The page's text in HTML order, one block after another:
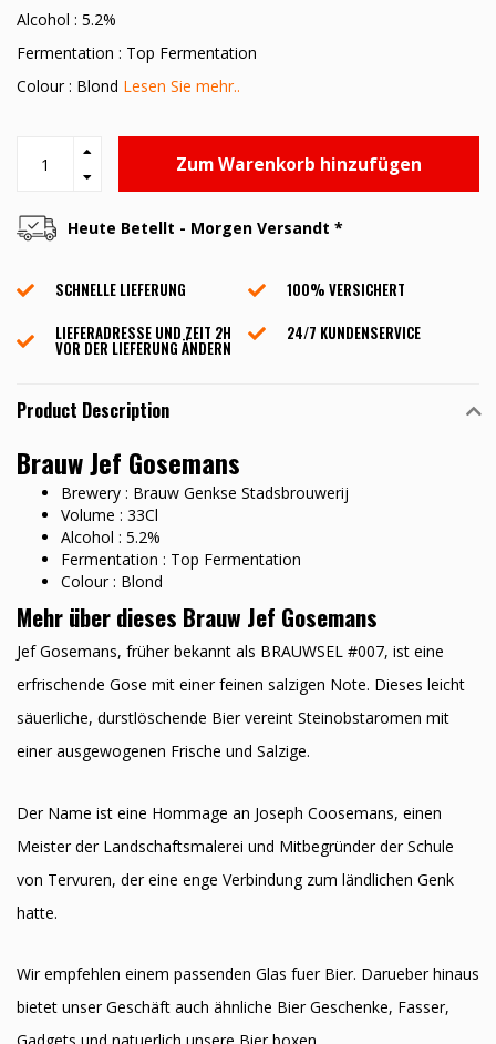
Alcohol : 5.2%
Fermentation : Top Fermentation
Colour : Blond Lesen Sie mehr..
Zum Warenkorb hinzufügen
Heute Betellt - Morgen Versandt *
SCHNELLE LIEFERUNG
100% VERSICHERT
LIEFERADRESSE UND ZEIT 2H
VOR DER LIEFERUNG ÄNDERN
24/7 KUNDENSERVICE
Product Description
Brauw Jef Gosemans
Brewery : Brauw Genkse Stadsbrouwerij
Volume : 33Cl
Alcohol : 5.2%
Fermentation : Top Fermentation
Colour : Blond
Mehr über dieses Brauw Jef Gosemans
Jef Gosemans, früher bekannt als BRAUWSEL #007, ist eine
erfrischende Gose mit einer feinen salzigen Note. Dieses leicht
säuerliche, durstlöschende Bier vereint Steinobstaromen mit
einer ausgewogenen Frische und Salzige.
Der Name ist eine Hommage an Joseph Coosemans, einen
Meister der Landschaftsmalerei und Mitbegründer der Schule
von Tervuren, der eine enge Verbindung zum ländlichen Genk
hatte.
Wir empfehlen einem passenden Glas fuer Bier. Darueber hinaus
bietet unser Geschäft auch ähnliche Bier Geschenke, Fasser,